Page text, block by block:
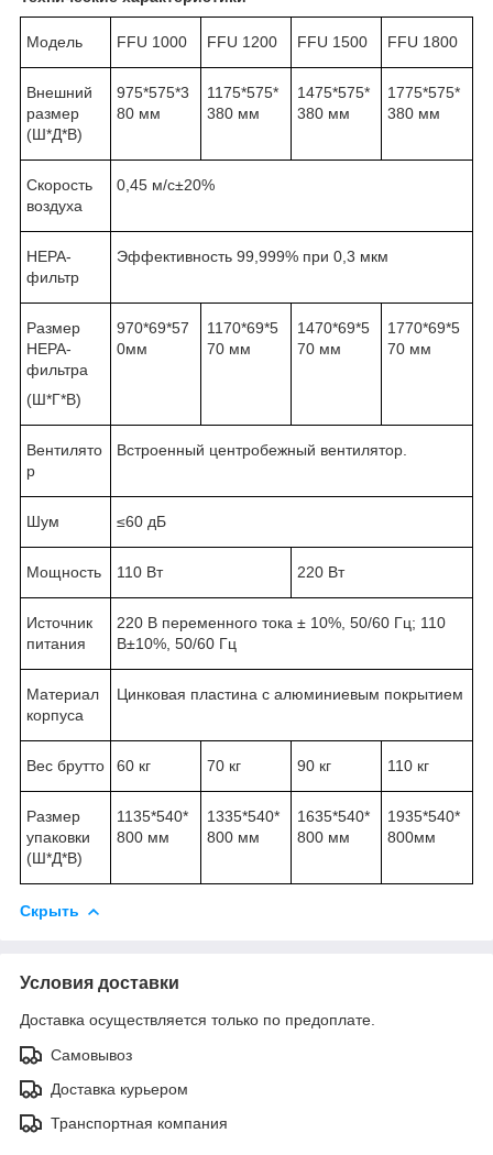
Модель FFU 1000 FFU 1200 FFU 1500 FFU 1800
Внешний
размер
(Ш*Д*В)
975*575*3
80 мм
1175*575*
380 мм
1475*575*
380 мм
1775*575*
380 мм
Скорость
воздуха
0,45 м/с±20%
НЕРА-
фильтр
Эффективность 99,999% при 0,3 мкм
Размер
HEPA-
фильтра
(Ш*Г*В)
970*69*57
0мм
1170*69*5
70 мм
1470*69*5
70 мм
1770*69*5
70 мм
Вентилято
р
Встроенный центробежный вентилятор.
Шум ≤60 дБ
Мощность 110 Вт 220 Вт
Источник
питания
220 В переменного тока ± 10%, 50/60 Гц; 110
В±10%, 50/60 Гц
Материал
корпуса
Цинковая пластина с алюминиевым покрытием
Вес брутто 60 кг 70 кг 90 кг 110 кг
Размер
упаковки
(Ш*Д*В)
1135*540*
800 мм
1335*540*
800 мм
1635*540*
800 мм
1935*540*
800мм
Скрыть
Условия доставки
Доставка осуществляется только по предоплате.
Самовывоз
Доставка курьером
Транспортная компания